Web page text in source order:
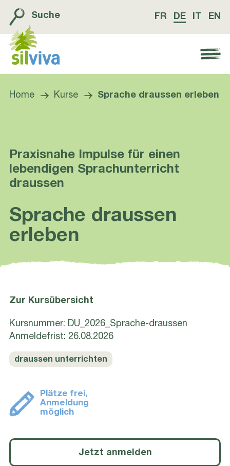
Suche FR DE EN
Navigation öffnen bzw. schliessen
Home Kurse Sprache draussen erleben
Praxisnahe Impulse für einen
lebendigen Sprachunterricht
draussen
Sprache draussen
erleben
Zur Kursübersicht
Kursnummer: DU_2026_Sprache-draussen
Anmeldefrist: 26.08.2026
draussen unterrichten
Plätze frei,
Anmeldung
möglich
Jetzt anmelden